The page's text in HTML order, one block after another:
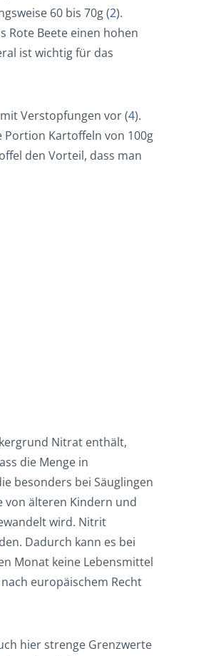
60 bis 70g (2).
Rote Beete einen hohen
ist wichtig für das
Verstopfungen vor (4).
Kartoffeln von 100g
den Vorteil, dass man
Nitrat enthält,
die Menge in
besonders bei Säuglingen
von älteren Kindern und
wird. Nitrit
Dadurch kann es bei
Monat keine Lebensmittel
europäischem Recht
hier strenge Grenzwerte